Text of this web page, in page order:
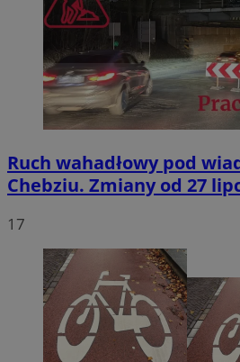
Ruch wahadłowy pod
Chebziu. Zmiany od 27
17